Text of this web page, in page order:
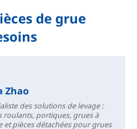
de grue
Zhao
des solutions de levage :
roulants, portiques, grues à
et pièces détachées pour grues